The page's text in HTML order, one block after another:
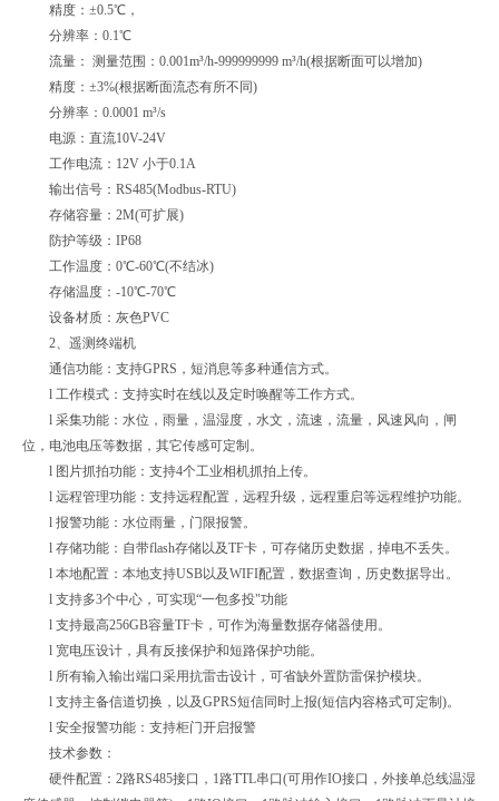
精度：±0.5℃，
分辨率：0.1℃
流量： 测量范围：0.001m³/h-999999999 m³/h(根据断面可以增加)
精度：±3%(根据断面流态有所不同)
分辨率：0.0001 m³/s
电源：直流10V-24V
工作电流：12V 小于0.1A
输出信号：RS485(Modbus-RTU)
存储容量：2M(可扩展)
防护等级：IP68
工作温度：0℃-60℃(不结冰)
存储温度：-10℃-70℃
设备材质：灰色PVC
2、遥测终端机
通信功能：支持GPRS，短消息等多种通信方式。
l 工作模式：支持实时在线以及定时唤醒等工作方式。
l 采集功能：水位，雨量，温湿度，水文，流速，流量，风速风向，闸
位，电池电压等数据，其它传感可定制。
l 图片抓拍功能：支持4个工业相机抓拍上传。
l 远程管理功能：支持远程配置，远程升级，远程重启等远程维护功能。
l 报警功能：水位雨量，门限报警。
l 存储功能：自带flash存储以及TF卡，可存储历史数据，掉电不丢失。
l 本地配置：本地支持USB以及WIFI配置，数据查询，历史数据导出。
l 支持多3个中心，可实现“一包多投"功能
l 支持最高256GB容量TF卡，可作为海量数据存储器使用。
l 宽电压设计，具有反接保护和短路保护功能。
l 所有输入输出端口采用抗雷击设计，可省缺外置防雷保护模块。
l 支持主备信道切换，以及GPRS短信同时上报(短信内容格式可定制)。
l 安全报警功能：支持柜门开启报警
技术参数：
硬件配置：2路RS485接口，1路TTL串口(可用作IO接口，外接单总线温湿